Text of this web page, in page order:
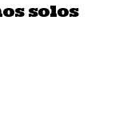
solos